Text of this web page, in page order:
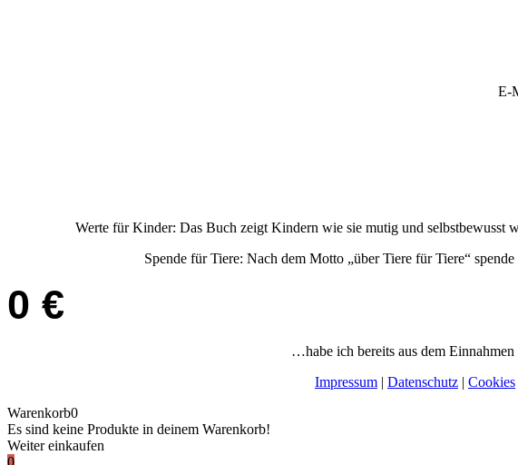
E-
Werte für Kinder: Das Buch zeigt Kindern wie sie mutig und selbstbewusst
Spende für Tiere: Nach dem Motto „über Tiere für Tiere“
0 €
…habe ich bereits aus dem
Impressum | Datenschutz | Cookies
Warenkorb0
Es sind keine Produkte in deinem Warenkorb!
Weiter einkaufen